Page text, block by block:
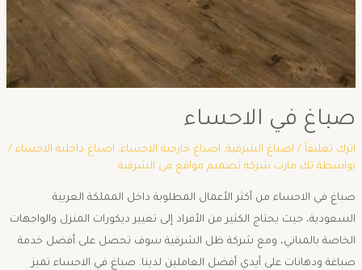
صباغ في الاحساء
اترك تعليقاً / اصباغ الشرقية, اصباغ خارجية الاحساء, اصباغ داخلية الاحساء/
بواسطة تك مارت شركة تصميم مواقع في الشرقية
صباغ في الاحساء من أكثر الأعمال المطلوبة داخل المملكة العربية
السعودية، حيث يحتاج الكثير من الأفراد إلى تغيير ديكورات المنزل والواجهات
الخاصة بالمباني، ومع شركة ظل الشرقية سوف تحصل على أفضل خدمة
صباغة ودهانات على أيدي أفضل العاملين لدينا. صباغ في الاحساء تميز